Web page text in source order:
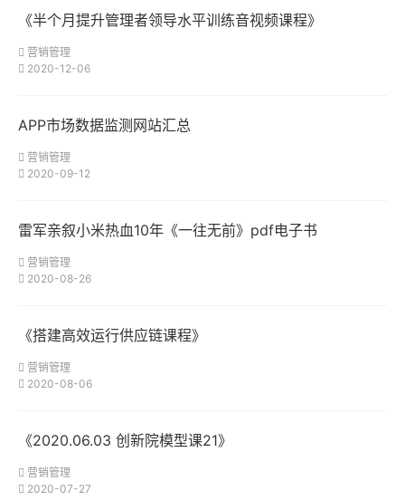
《半个月提升管理者领导水平训练音视频课程》
营销管理
2020-12-06
APP市场数据监测网站汇总
营销管理
2020-09-12
雷军亲叙小米热血10年《一往无前》pdf电子书
营销管理
2020-08-26
《搭建高效运行供应链课程》
营销管理
2020-08-06
《2020.06.03 创新院模型课21》
营销管理
2020-07-27